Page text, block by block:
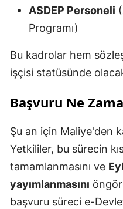
ASDEP Personeli
Programı)
Bu kadrolar hem
işçisi statüsünde
Başvuru Ne
Şu an için Maliye'den
Yetkililer, bu sürecin
tamamlanmasını ve
yayımlanmasını
başvuru süreci e-Devlet